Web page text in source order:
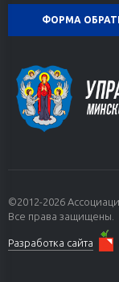
ФОРМА
©2012-2026
Все права защищены.
Разработка сайта